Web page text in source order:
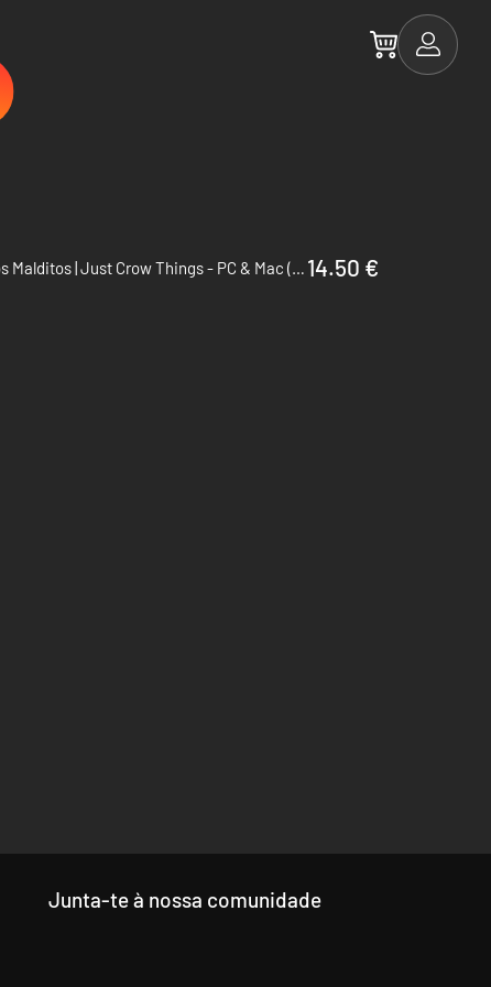
Corvos Malditos | Just Crow Things - PC & Mac (Steam) 14.50 €
Junta-te à nossa comunidade